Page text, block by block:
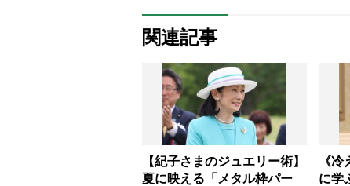
関連記事
【紀子さまのジュエリー術】
夏に映える「メタル枠パー
《
に学